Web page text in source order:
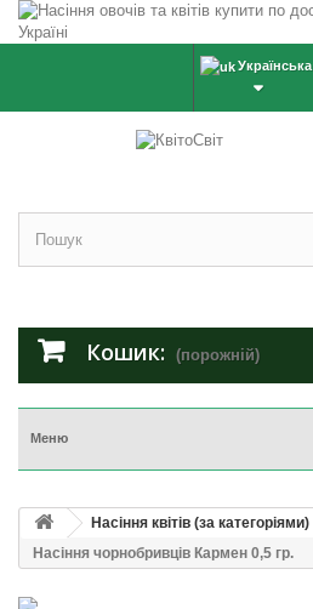
Українська
Кошик: (порожній)
Меню
Насіння квітів (за категоріями)
Насіння чорнобривців Кармен 0,5 гр.